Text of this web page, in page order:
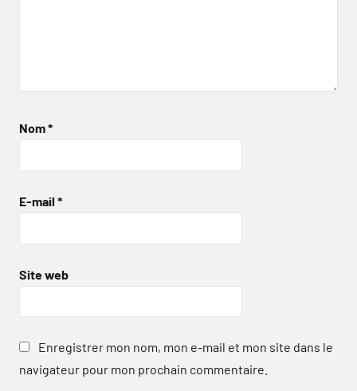
Nom*
E-mail *
Site web
Enregistrer mon nom, mon e-mail et mon site dans le
navigateur pour mon prochain commentaire.